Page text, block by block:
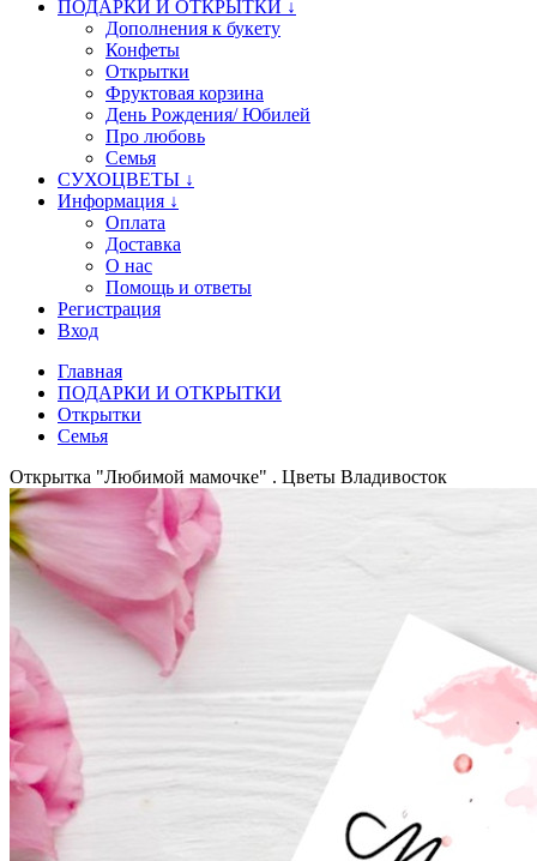
ПОДАРКИ И ОТКРЫТКИ ↓
Дополнения к букету
Конфеты
Открытки
Фруктовая корзина
День Рождения/ Юбилей
Про любовь
Семья
СУХОЦВЕТЫ ↓
Информация ↓
Оплата
Доставка
О нас
Помощь и ответы
Регистрация
Вход
Главная
ПОДАРКИ И ОТКРЫТКИ
Открытки
Семья
Открытка "Любимой мамочке" . Цветы Владивосток